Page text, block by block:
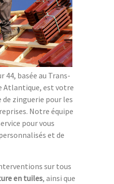
44, basée au Trans-
Atlantique, est votre
zinguerie pour les
Notre équipe
pour vous
et de
sur tous
en tuiles, ainsi que